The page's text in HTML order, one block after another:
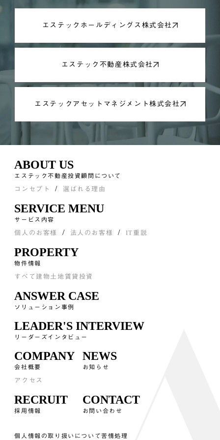
エステックホールディングス株式会社
エステック不動産株式会社
エステックアセットマネジメント株式会社
ABOUT US
エステック不動産投資顧問について
コンセプト 選ばれる理由
SERVICE MENU
サービス内容
個人のお客様 法人のお客様 IT重説
PROPERTY
物件情報
すべて 建物 土地賃貸投資
ANSWER CASE
ソリューション事例
LEADER'S INTERVIEW
リーダーズインタビュー
COMPANY
会社概要
アクセス
NEWS
お知らせ
RECRUIT
採用情報
CONTACT
お問い合わせ
個人情報の取り扱いについて苦情処理